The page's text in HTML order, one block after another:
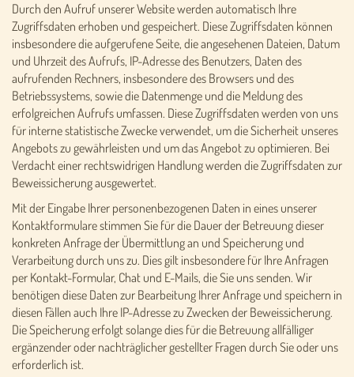
Durch den Aufruf unserer Website werden automatisch Ihre
Zugriffsdaten erhoben und gespeichert. Diese Zugriffsdaten können
insbesondere die aufgerufene Seite, die angesehenen Dateien, Datum
und Uhrzeit des Aufrufs, IP-Adresse des Benutzers, Daten des
aufrufenden Rechners, insbesondere des Browsers und des
Betriebssystems, sowie die Datenmenge und die Meldung des
erfolgreichen Aufrufs umfassen. Diese Zugriffsdaten werden von uns
für interne statistische Zwecke verwendet, um die Sicherheit unseres
Angebots zu gewährleisten und um das Angebot zu optimieren. Bei
Verdacht einer rechtswidrigen Handlung werden die Zugriffsdaten zur
Beweissicherung ausgewertet.
Mit der Eingabe Ihrer personenbezogenen Daten in eines unserer
Kontaktformulare stimmen Sie für die Dauer der Betreuung dieser
konkreten Anfrage der Übermittlung an und Speicherung und
Verarbeitung durch uns zu. Dies gilt insbesondere für Ihre Anfragen
per Kontakt-Formular, Chat und E-Mails, die Sie uns senden. Wir
benötigen diese Daten zur Bearbeitung Ihrer Anfrage und speichern in
diesen Fällen auch Ihre IP-Adresse zu Zwecken der Beweissicherung.
Die Speicherung erfolgt solange dies für die Betreuung allfälliger
ergänzender oder nachträglicher gestellter Fragen durch Sie oder uns
erforderlich ist.